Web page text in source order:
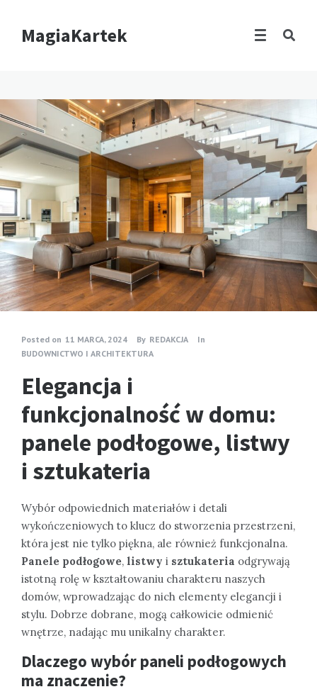
MagiaKartek
Posted on 11 MARCA, 2024 By REDAKCJA
In
BUDOWNICTWO I ARCHITEKTURA
Elegancja i
funkcjonalność w domu:
panele podłogowe, listwy
i sztukateria
Wybór odpowiednich materiałów i detali
wykończeniowych to klucz do stworzenia przestrzeni,
która jest nie tylko piękna, ale również funkcjonalna.
Panele podłogowe, listwy i sztukateria odgrywają
istotną rolę w kształtowaniu charakteru naszych
domów, wprowadzając do nich elementy elegancji i
stylu. Dobrze dobrane, mogą całkowicie odmienić
wnętrze, nadając mu unikalny charakter.
Dlaczego wybór paneli podłogowych
ma znaczenie?